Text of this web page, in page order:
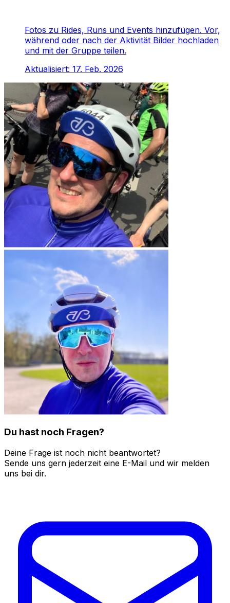
Fotos zu Rides, Runs und Events hinzufügen. Vor,
während oder nach der Aktivität Bilder hochladen
und mit der Gruppe teilen.
Aktualisiert: 17. Feb. 2026
Du hast noch Fragen?
Deine Frage ist noch nicht beantwortet?
Sende uns gern jederzeit eine E-Mail und wir melden
uns bei dir.